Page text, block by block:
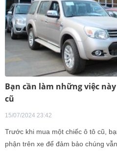
Bạn cần làm những việc
cũ
15/07/2024 23:42
Trước khi mua một chiếc ô tô cũ,
phận trên xe để đảm bảo chúng